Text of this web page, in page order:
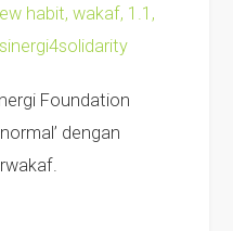
Foundation
dengan